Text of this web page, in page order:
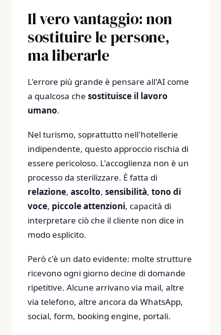
Il vero vantaggio: non
sostituire le persone,
ma liberarle
L'errore più grande è pensare all'AI come
a qualcosa che sostituisce il lavoro
umano.
Nel turismo, soprattutto nell'hotellerie
indipendente, questo approccio rischia di
essere pericoloso. L'accoglienza non è un
processo da sterilizzare. È fatta di
relazione, ascolto, sensibilità, tono di
voce, piccole attenzioni, capacità di
interpretare ciò che il cliente non dice in
modo esplicito.
Però c'è un dato evidente: molte strutture
ricevono ogni giorno decine di domande
ripetitive. Alcune arrivano via mail, altre
via telefono, altre ancora da WhatsApp,
social, form, booking engine, portali.